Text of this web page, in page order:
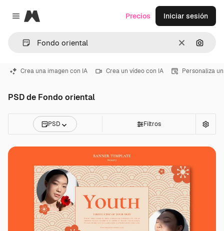
Close menu
Magnific
Borrar
Precios Iniciar sesión
Crea una imagen con IA Crea un vídeo con IA Personaliza
PSD de Fondo oriental
PSD Filtros